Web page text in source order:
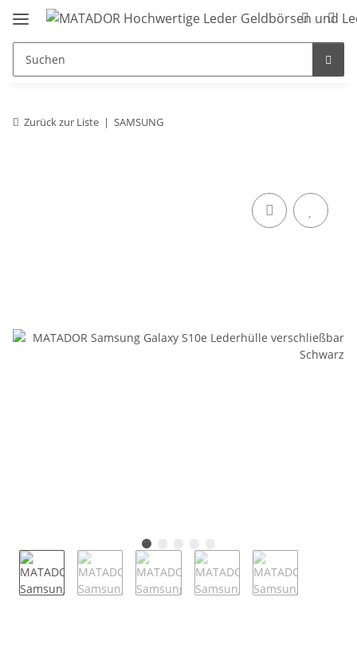
Zurück zur Liste SAMSUNG